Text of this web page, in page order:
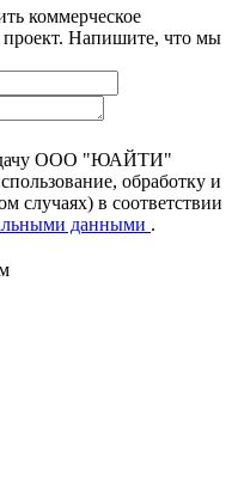
коммерческое
проект. Напишите, что мы
ООО "ЮАЙТИ"
обработку и
случаях) в соответствии
данными .